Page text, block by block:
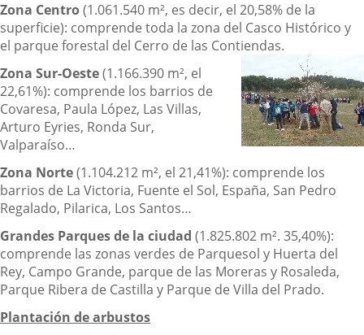
Zona Centro(1.061.540 m², es decir, el 20,58% de la
superficie): comprende toda la zona del Casco Histórico y
el parque forestal del Cerro de las Contiendas.
Zona Sur-Oeste(1.166.390 m², el
22,61%): comprende los barrios de
Covaresa, Paula López, Las Villas,
Arturo Eyries, Ronda Sur,
Valparaíso…
Zona Norte(1.104.212 m², el 21,41%): comprende los
barrios de La Victoria, Fuente el Sol, España, San Pedro
Regalado, Pilarica, Los Santos…
Grandes Parques de la ciudad (1.825.802 m². 35,40%):
comprende las zonas verdes de Parquesol y Huerta del
Rey, Campo Grande, parque de las Moreras y Rosaleda,
Parque Ribera de Castilla y Parque de Villa del Prado.
Plantación de arbustos